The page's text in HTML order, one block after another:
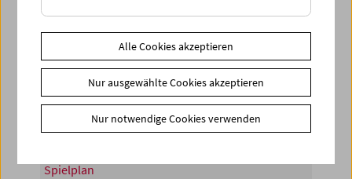
Share on
Spielplan
Alle Cookies akzeptieren
Nur ausgewählte Cookies akzeptieren
Nur notwendige Cookies verwenden